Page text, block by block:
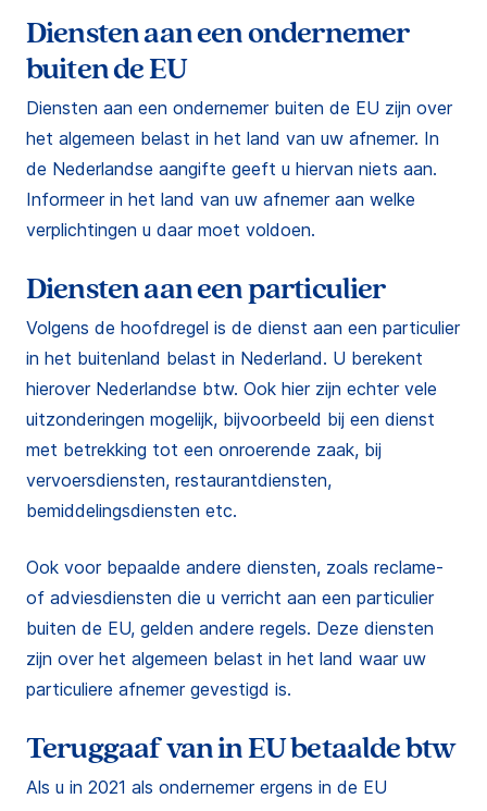
Diensten aan een ondernemer
buiten de EU
Diensten aan een ondernemer buiten de EU zijn over
het algemeen belast in het land van uw afnemer. In
de Nederlandse aangifte geeft u hiervan niets aan.
Informeer in het land van uw afnemer aan welke
verplichtingen u daar moet voldoen.
Diensten aan een particulier
Volgens de hoofdregel is de dienst aan een particulier
in het buitenland belast in Nederland. U berekent
hierover Nederlandse btw. Ook hier zijn echter vele
uitzonderingen mogelijk, bijvoorbeeld bij een dienst
met betrekking tot een onroerende zaak, bij
vervoersdiensten, restaurantdiensten,
bemiddelingsdiensten etc.
Ook voor bepaalde andere diensten, zoals reclame-
of adviesdiensten die u verricht aan een particulier
buiten de EU, gelden andere regels. Deze diensten
zijn over het algemeen belast in het land waar uw
particuliere afnemer gevestigd is.
Teruggaaf van in EU betaalde btw
Als u in 2021 als ondernemer ergens in de EU